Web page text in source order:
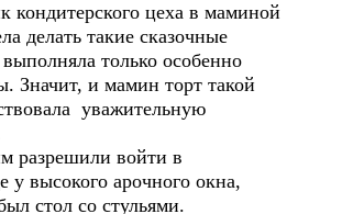
кондитерского цеха в маминой
делать такие сказочные
только особенно
Значит, и мамин торт такой
уважительную
разрешили войти в
у высокого арочного окна,
стол со стульями.